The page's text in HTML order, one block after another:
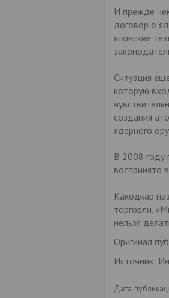
И прежде
договор о
японские
Ситуация
которую
создания
ядерного
В 2008 году
воспринято
Какодкар
торговли.
нельзя
Оригинал
Источник:
Дата